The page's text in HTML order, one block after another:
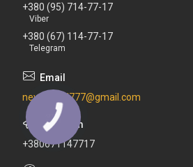
+380 (95) 714-77-17
Viber
+380 (67) 114-77-17
Telegram
newdental777@gmail.com
+380671147717